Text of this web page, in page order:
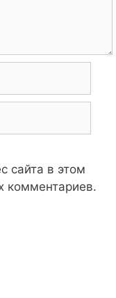
сайта в этом
комментариев.